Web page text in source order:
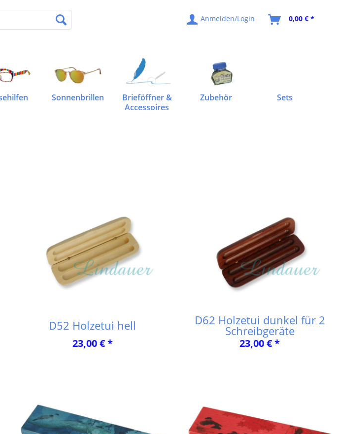
Anmelden/Login 0,00 € *
Sonnenbrillen
Brieföffner &
Accessoires
Zubehör Sets
D52 Holzetui hell
23,00 € *
D62 Holzetui dunkel für 2
Schreibgeräte
23,00 € *